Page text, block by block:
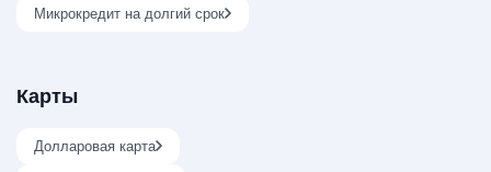
Микрокредит на долгий срок
Карты
Долларовая карта